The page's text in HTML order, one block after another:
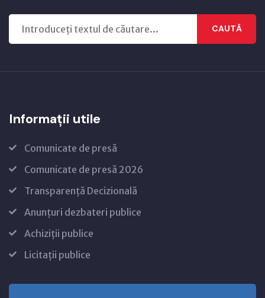
CAUTĂ
Informații utile
Comunicate de presă
Comunicate de presă 2026
Transparență Decizională
Anunțuri dezbateri publice
Achiziții publice
Licitații publice